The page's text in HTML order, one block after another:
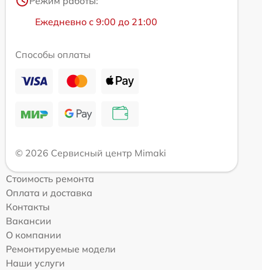
Ежедневно с 9:00 до 21:00
Способы оплаты
© 2026 Сервисный центр Mimaki
Стоимость ремонта
Оплата и доставка
Контакты
Вакансии
О компании
Ремонтируемые модели
Наши услуги